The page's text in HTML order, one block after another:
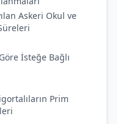
Askeri Okul ve
İsteğe Bağlı
Prim